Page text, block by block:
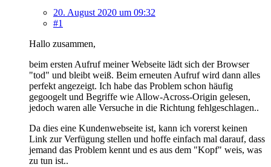
20. August 2020 um 09:32
#1
Hallo zusammen,
beim ersten Aufruf meiner Webseite lädt sich der Browser
"tod" und bleibt weiß. Beim erneuten Aufruf wird dann alles
perfekt angezeigt. Ich habe das Problem schon häufig
gegoogelt und Begriffe wie Allow-Across-Origin gelesen,
jedoch waren alle Versuche in die Richtung fehlgeschlagen..
Da dies eine Kundenwebseite ist, kann ich vorerst keinen
Link zur Verfügung stellen und hoffe einfach mal darauf, dass
jemand das Problem kennt und es aus dem "Kopf" weis, was
zu tun ist..